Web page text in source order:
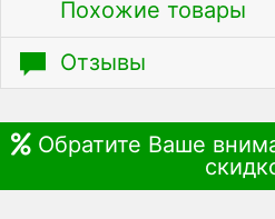
Похожие товары
Отзывы
Обратите Ваше